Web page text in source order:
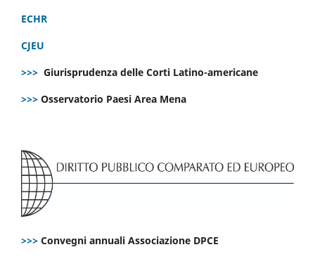
ECHR
CJEU
>>> Giurisprudenza delle Corti Latino-americane
>>> Osservatorio Paesi Area Mena
>>> Convegni annuali Associazione DPCE